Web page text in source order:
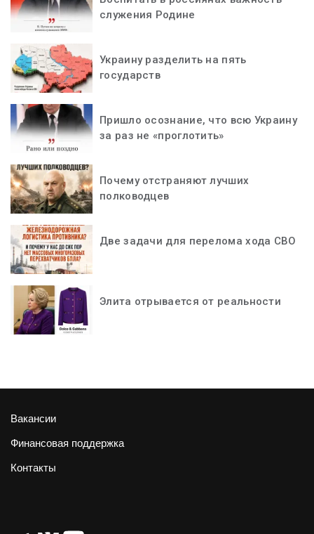
служения Родине
Украину разделить на пять
государств
Пришло осознание, что всю Украину
за раз не «проглотить»
Почему отстраняют лучших
полководцев
Две задачи для перелома хода СВО
Элита отрывается от реальности
Вакансии
Финансовая поддержка
Контакты